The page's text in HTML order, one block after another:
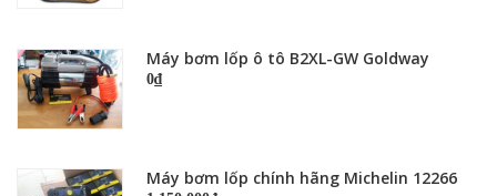
Máy bơm lốp ô tô B2XL-GW Goldway
0₫
Máy bơm lốp chính hãng Michelin 12266